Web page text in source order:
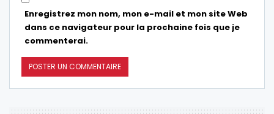
Enregistrez mon nom, mon e-mail et mon site Web
dans ce navigateur pour la prochaine fois que je
commenterai.